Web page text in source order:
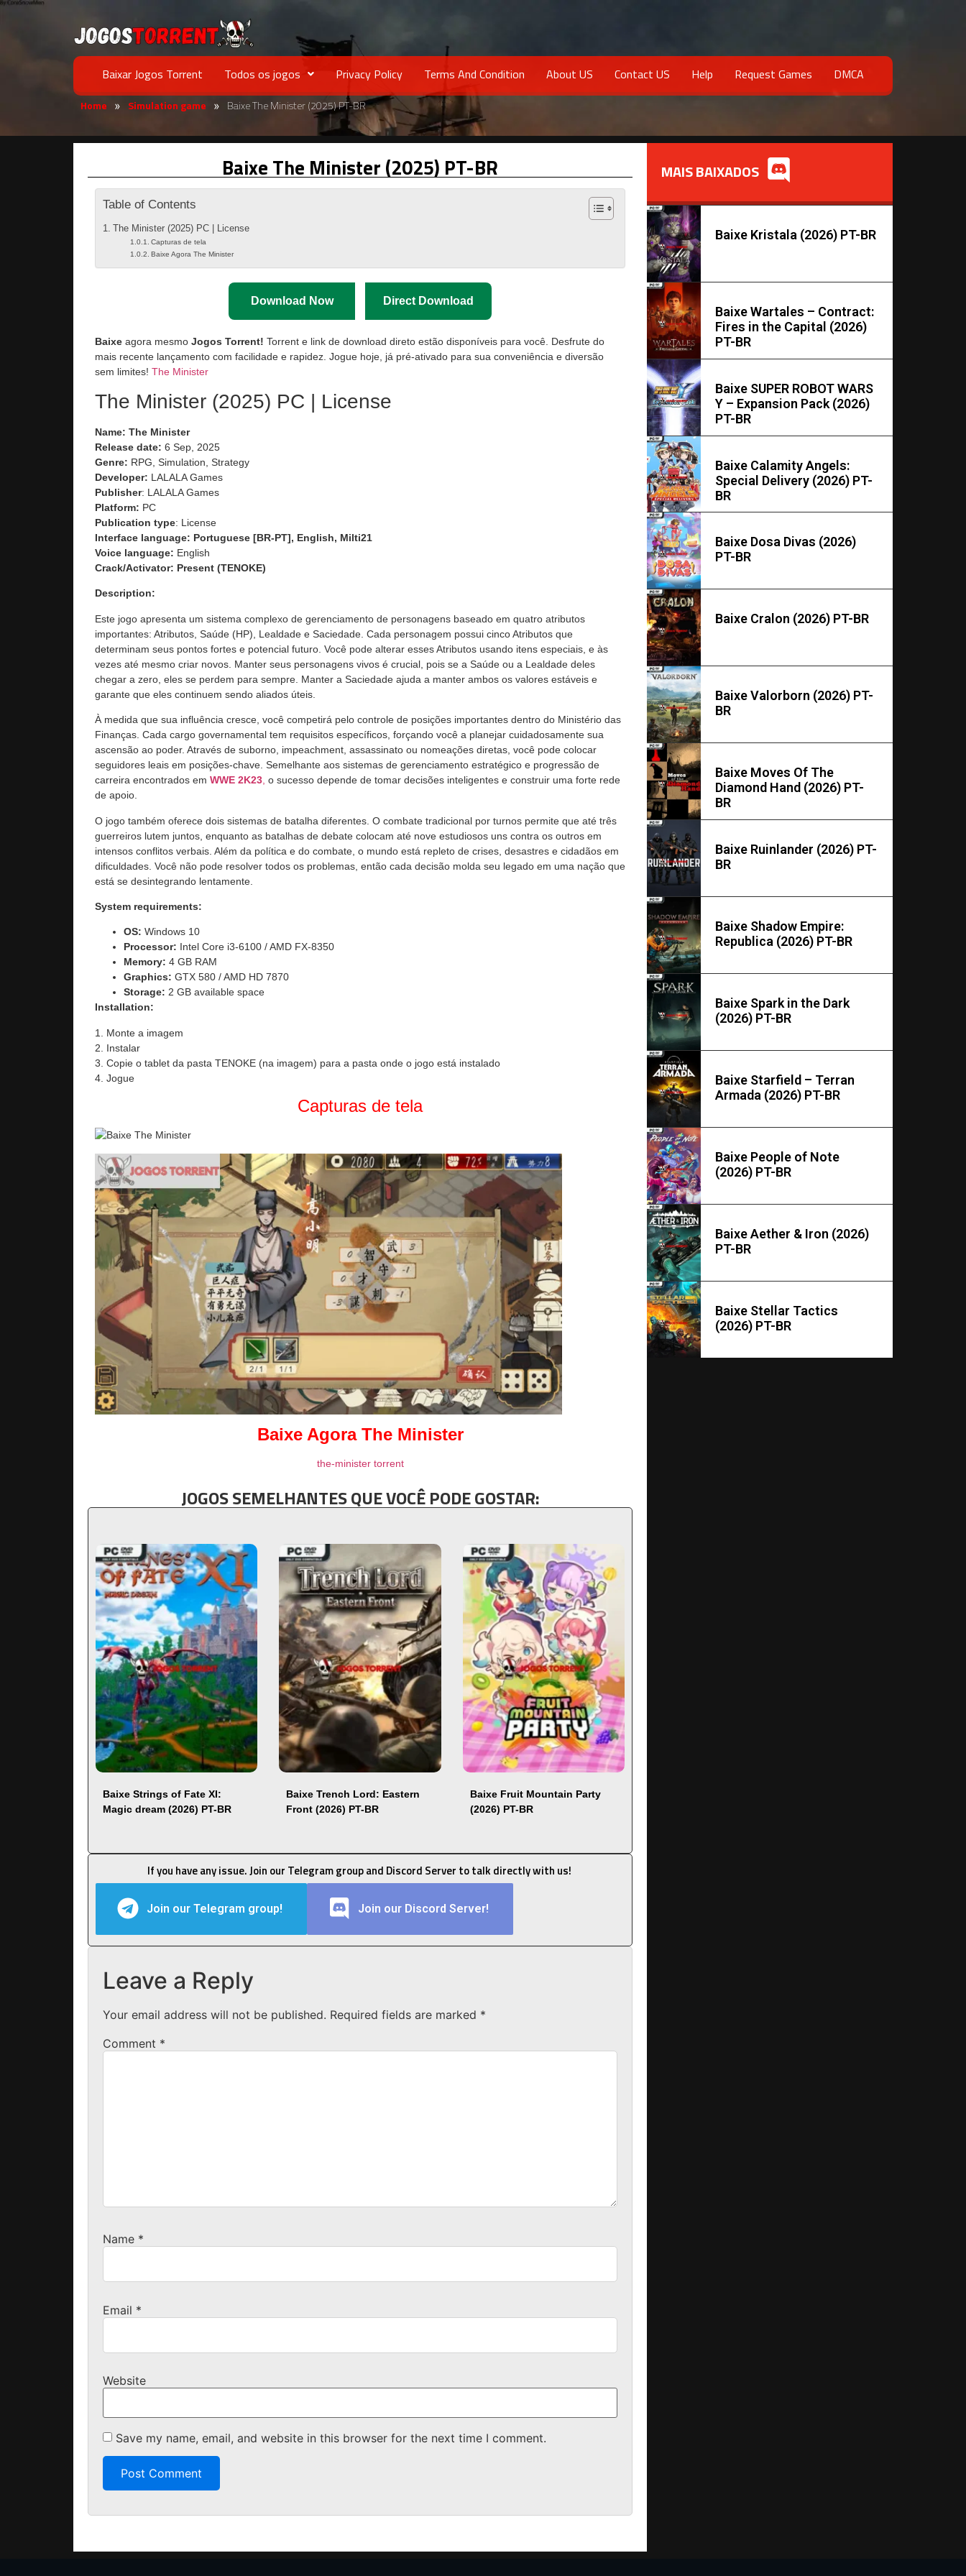
Baixar Jogos Torrent Todos os jogos Privacy Policy Terms And Condition About US Contact US Help Request Games DMCA
Home » Simulation game » Baixe The Minister (2025) PT-BR
Baixe The Minister (2025) PT-BR
Table of Contents
The Minister (2025) PC | License
Capturas de tela
Baixe Agora The Minister
Download Now Direct Download
Baixe agora mesmo Jogos Torrent! Torrent e link de download direto estão disponíveis para você. Desfrute do
mais recente lançamento com facilidade e rapidez. Jogue hoje, já pré-ativado para sua conveniência e diversão
sem limites! The Minister
The Minister (2025) PC | License
Name: The Minister
Release date: 6 Sep, 2025
Genre: RPG, Simulation, Strategy
Developer: LALALA Games
Publisher: LALALA Games
Platform: PC
Publication type: License
Interface language: Portuguese [BR-PT], English, Milti21
Voice language: English
Crack/Activator: Present (TENOKE)
Description:
Este jogo apresenta um sistema complexo de gerenciamento de personagens baseado em quatro atributos
importantes: Atributos, Saúde (HP), Lealdade e Saciedade. Cada personagem possui cinco Atributos que
determinam seus pontos fortes e potencial futuro. Você pode alterar esses Atributos usando itens especiais, e às
vezes até mesmo criar novos. Manter seus personagens vivos é crucial, pois se a Saúde ou a Lealdade deles
chegar a zero, eles se perdem para sempre. Manter a Saciedade ajuda a manter ambos os valores estáveis ​​e
garante que eles continuem sendo aliados úteis.
À medida que sua influência cresce, você competirá pelo controle de posições importantes dentro do Ministério das
Finanças. Cada cargo governamental tem requisitos específicos, forçando você a planejar cuidadosamente sua
ascensão ao poder. Através de suborno, impeachment, assassinato ou nomeações diretas, você pode colocar
seguidores leais em posições-chave. Semelhante aos sistemas de gerenciamento estratégico e progressão de
carreira encontrados em WWE 2K23, o sucesso depende de tomar decisões inteligentes e construir uma forte rede
de apoio.
O jogo também oferece dois sistemas de batalha diferentes. O combate tradicional por turnos permite que até três
guerreiros lutem juntos, enquanto as batalhas de debate colocam até nove estudiosos uns contra os outros em
intensos conflitos verbais. Além da política e do combate, o mundo está repleto de crises, desastres e cidadãos em
dificuldades. Você não pode resolver todos os problemas, então cada decisão molda seu legado em uma nação que
está se desintegrando lentamente.
System requirements:
OS: Windows 10
Processor: Intel Core i3-6100 / AMD FX-8350
Memory: 4 GB RAM
Graphics: GTX 580 / AMD HD 7870
Storage: 2 GB available space
Installation:
1. Monte a imagem
2. Instalar
3. Copie o tablet da pasta TENOKE (na imagem) para a pasta onde o jogo está instalado
4. Jogue
Capturas de tela
Baixe Agora The Minister
the-minister torrent
JOGOS SEMELHANTES QUE VOCÊ PODE GOSTAR:
Baixe Strings of Fate XI:
Magic dream (2026) PT-BR
Baixe Trench Lord: Eastern
Front (2026) PT-BR
Baixe Fruit Mountain Party
(2026) PT-BR
If you have any issue. Join our Telegram group and Discord Server to talk directly with us!
Join our Telegram group! Join our Discord Server!
Leave a Reply
Your email address will not be published. Required fields are marked *
Comment *
Name *
Email *
Website
Save my name, email, and website in this browser for the next time I comment.
MAIS BAIXADOS
Baixe Kristala (2026) PT-BR
Baixe Wartales – Contract:
Fires in the Capital (2026)
PT-BR
Baixe SUPER ROBOT WARS
Y – Expansion Pack (2026)
PT-BR
Baixe Calamity Angels:
Special Delivery (2026) PT-
BR
Baixe Dosa Divas (2026)
PT-BR
Baixe Cralon (2026) PT-BR
Baixe Valorborn (2026) PT-
BR
Baixe Moves Of The
Diamond Hand (2026) PT-
BR
Baixe Ruinlander (2026) PT-
BR
Baixe Shadow Empire:
Republica (2026) PT-BR
Baixe Spark in the Dark
(2026) PT-BR
Baixe Starfield – Terran
Armada (2026) PT-BR
Baixe People of Note
(2026) PT-BR
Baixe Aether & Iron (2026)
PT-BR
Baixe Stellar Tactics
(2026) PT-BR